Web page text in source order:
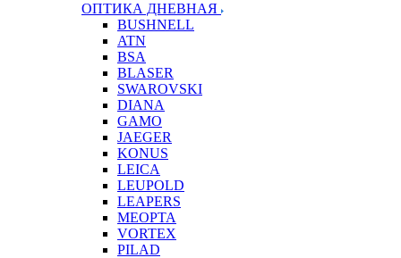
ОПТИКА ДНЕВНАЯ
BUSHNELL
ATN
BSA
BLASER
SWAROVSKI
DIANA
GAMO
JAEGER
KONUS
LEICA
LEUPOLD
LEAPERS
MEOPTA
VORTEX
PILAD